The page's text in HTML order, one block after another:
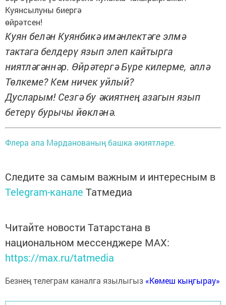
Куянсылуны биергә
өйрәтсен!
Куян белән Куянбикә имәнлектәге элмә
тактага белдерү язып элеп кайтырга
ниятләгәннәр. Өйрәтергә Бүре килерме, әллә
Төлкеме? Кем ничек уйлый?
Дусларым! Сезгә бу әкиятнең азагын язып
бетерү бурычы йөкләнә.
Флера апа Мәрданованың башка әкиятләре.
Следите за самым важным и интересным в
Telegram-канале Татмедиа
Читайте новости Татарстана в
национальном мессенджере MАХ:
https://max.ru/tatmedia
Безнең телеграм каналга язылыгыз «Көмеш кыңгырау»